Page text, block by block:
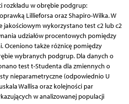
w obrębie podgrup:
Lillieforsa oraz Shapiro-Wilka. W
jakościowym wykorzystano test c2 lub c2
udziałów procentowych pomiędzy
Oceniono także różnicę pomiędzy
wybranych podgrup. Dla danych o
test t-Studenta dla zmiennych o
nieparametryczne (odpowiednio U
Wallisa oraz kolejności par
w analizowanej populacji